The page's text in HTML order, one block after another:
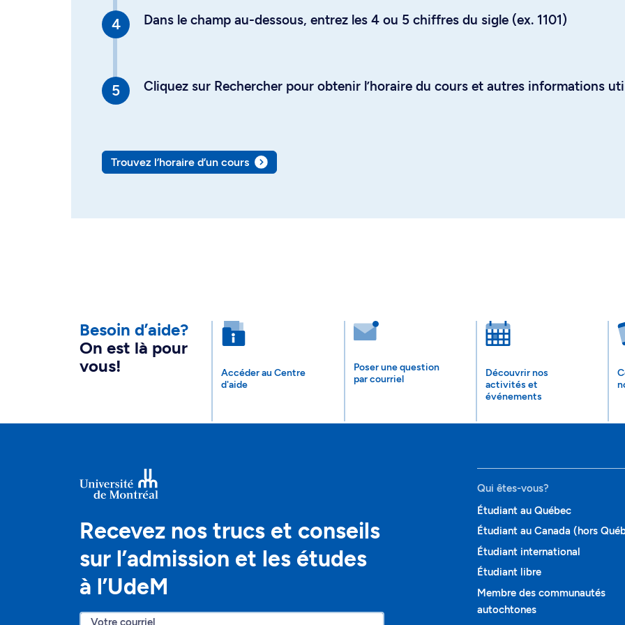
Dans le champ au-dessous, entrez les 4 ou 5 chiffres du sigle (ex. 1101)
Cliquez sur Rechercher pour obtenir l’horaire du cours et autres informations
Trouvez l’horaire d’un cours
Besoin d’aide?
On est là pour
vous!
Accéder au Centre
d'aide
Poser une question
par courriel
Découvrir nos
activités et
événements
Recevez nos trucs et conseils
sur l’admission et les études
à l’UdeM
Qui êtes-vous?
Étudiant au Québec
Étudiant au Canada (hors
Étudiant international
Étudiant libre
Membre des communautés
autochtones